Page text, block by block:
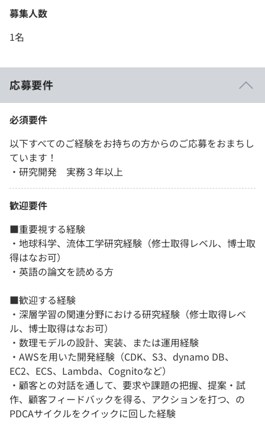
募集人数
1名
応募要件
必須要件
以下すべてのご経験をお持ちの方からのご応募をおまちし
ています！
・研究開発 実務３年以上
歓迎要件
■重要視する経験
・地球科学、流体工学研究経験（修士取得レベル、博士取
得はなお可）
・英語の論文を読める方
■歓迎する経験
・深層学習の関連分野における研究経験（修士取得レベ
ル、博士取得はなお可）
・数理モデルの設計、実装、または運用経験
・AWSを用いた開発経験（CDK、S3、dynamo DB、
EC2、ECS、Lambda、Cognitoなど）
・顧客との対話を通して、要求や課題の把握、提案・試
作、顧客フィードバックを得る、アクションを打つ、の
PDCAサイクルをクイックに回した経験